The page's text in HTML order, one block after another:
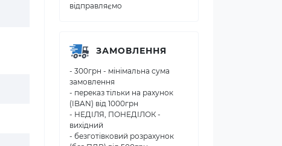
відправляємо
ЗАМОВЛЕННЯ
- 300грн - мінімальна сума
замовлення
- переказ тільки на рахунок
(IBAN) від 1000грн
- НЕДІЛЯ, ПОНЕДІЛОК -
вихідний
- безготівковий розрахунок